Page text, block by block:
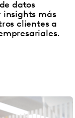
datos
insights más
clientes a